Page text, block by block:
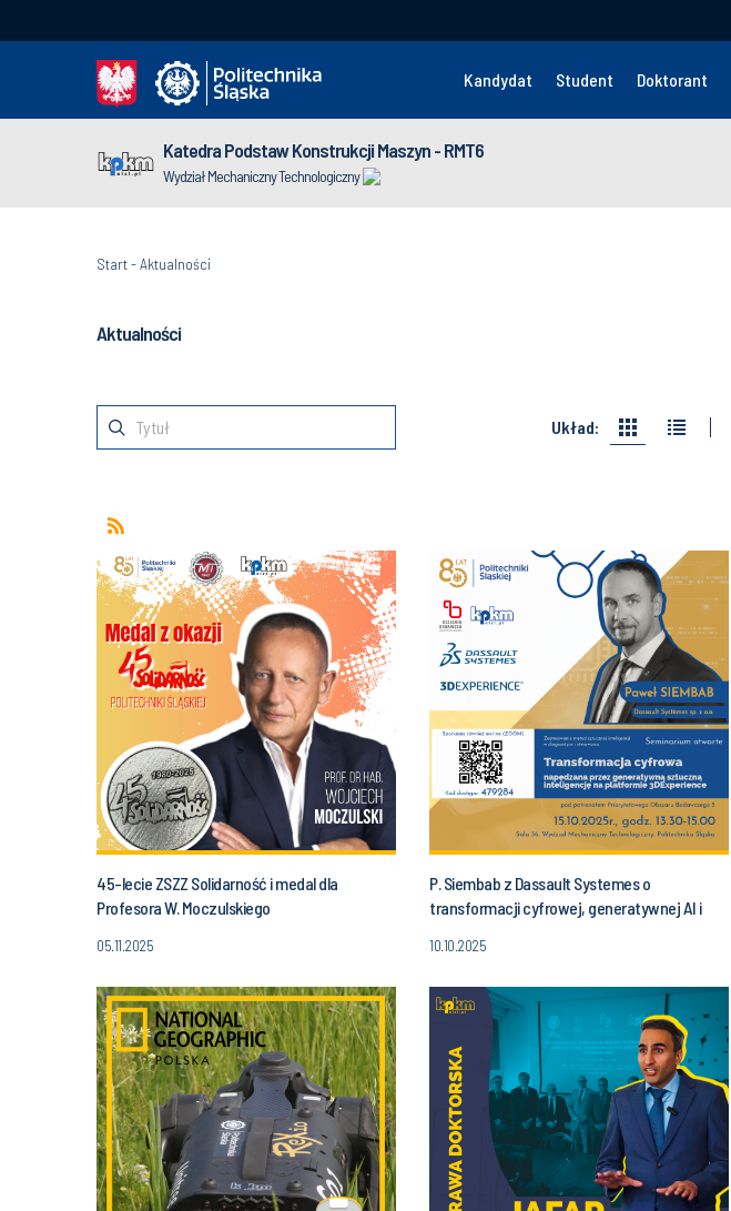
Kandydat Student Doktorant
Katedra Podstaw Konstrukcji Maszyn - RMT6
Wydział Mechaniczny Technologiczny
Start-Aktualności
Aktualności
Układ:
45-lecie ZSZZ Solidarność i medal dla
Profesora W. Moczulskiego
05.11.2025
P. Siembab z Dassault Systemes o
transformacji cyfrowej, generatywnej AI i
10.10.2025